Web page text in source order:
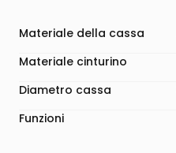
Materiale della cassa
Materiale cinturino
Diametro cassa
Funzioni